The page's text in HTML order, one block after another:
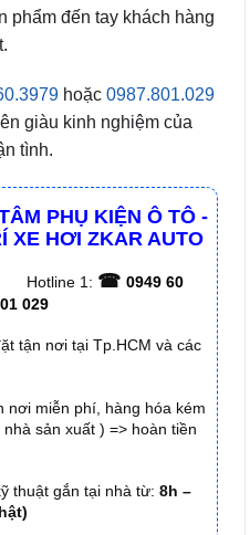
phẩm đến tay khách hàng
hoặc 0987.801.029
giàu kinh nghiệm của
tình.
PHỤ KIỆN Ô TÔ -
XE HƠI ZKAR AUTO
Hotline 1: ☎ 0949 60
029
tận nơi tại Tp.HCM và các
nơi miễn phí, hàng hóa kém
sản xuất ) => hoàn tiền
thuật gắn tại nhà từ: 8h –